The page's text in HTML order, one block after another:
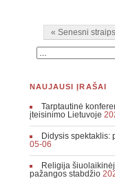
« Senesni
NAUJAUSI ĮRAŠAI
Tarptautinė
įteisinimo Lietuvoje
Didysis spektaklis:
05-06
Religija
pažangos stabdžio